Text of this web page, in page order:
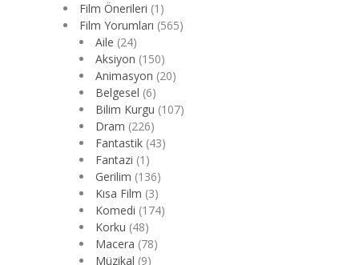
Film Önerileri (1)
Film Yorumları (565)
Aile (24)
Aksiyon (150)
Animasyon (20)
Belgesel (6)
Bilim Kurgu (107)
Dram (226)
Fantastik (43)
Fantazi (1)
Gerilim (136)
Kısa Film (3)
Komedi (174)
Korku (48)
Macera (78)
Müzikal (9)